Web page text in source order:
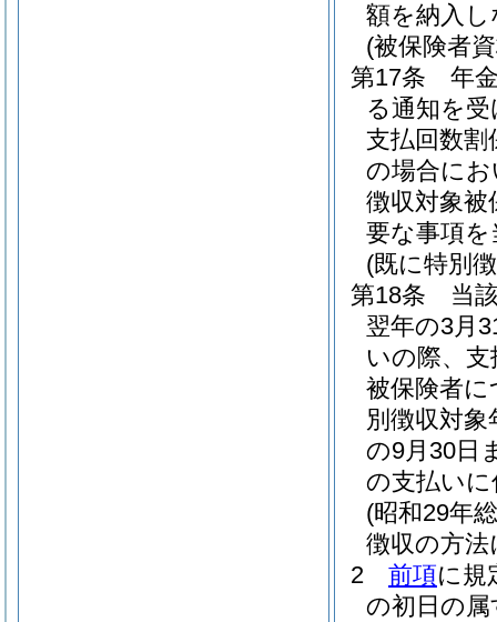
額を納入
(被保険者
第17条
年
る通知を
支払回数
の場合に
徴収対象被
要な事項
(既に特別
第18条
当
翌年の3月
いの際、
被保険者
別徴収対
の9月30日
の支払い
(昭和29年
徴収の方
2
前項に規
の初日の